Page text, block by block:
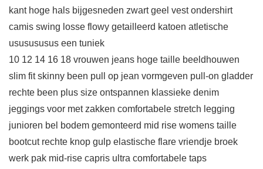
kant hoge hals bijgesneden zwart geel vest ondershirt
camis swing losse flowy getailleerd katoen atletische
ususususus een tuniek
10 12 14 16 18 vrouwen jeans hoge taille beeldhouwen
slim fit skinny been pull op jean vormgeven pull-on gladder
rechte been plus size ontspannen klassieke denim
jeggings voor met zakken comfortabele stretch legging
junioren bel bodem gemonteerd mid rise womens taille
bootcut rechte knop gulp elastische flare vriendje broek
werk pak mid-rise capris ultra comfortabele taps